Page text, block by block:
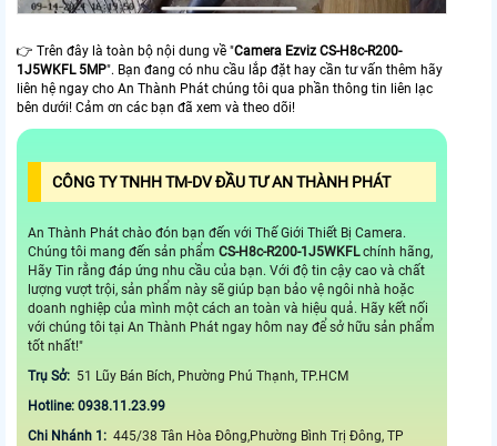
👉 Trên đây là toàn bộ nội dung về "Camera Ezviz CS-H8c-R200-
1J5WKFL 5MP". Bạn đang có nhu cầu lắp đặt hay cần tư vấn thêm hãy
liên hệ ngay cho An Thành Phát chúng tôi qua phần thông tin liên lạc
bên dưới! Cảm ơn các bạn đã xem và theo dõi!
CÔNG TY TNHH TM-DV ĐẦU TƯ AN THÀNH PHÁT
An Thành Phát chào đón bạn đến với Thế Giới Thiết Bị Camera.
Chúng tôi mang đến sản phẩm CS-H8c-R200-1J5WKFLchính hãng,
Hãy Tin rằng đáp ứng nhu cầu của bạn. Với độ tin cậy cao và chất
lượng vượt trội, sản phẩm này sẽ giúp bạn bảo vệ ngôi nhà hoặc
doanh nghiệp của mình một cách an toàn và hiệu quả. Hãy kết nối
với chúng tôi tại An Thành Phát ngay hôm nay để sở hữu sản phẩm
tốt nhất!"
Trụ Sở: 51 Lũy Bán Bích, Phường Phú Thạnh, TP.HCM
Hotline: 0938.11.23.99
Chi Nhánh 1: 445/38 Tân Hòa Đông,Phường Bình Trị Đông, TP